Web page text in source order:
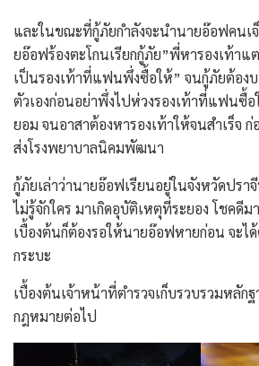
และในขณะที่กู้ภัยกำลังจะนำนายอ๊อฟคนเ
ยอ๊อฟร้องตะโกนเรียกกู้ภัย”พี่หารองเท้าแ
เป็นรองเท้าที่แฟนพึ่งซื้อให้” จนกู้ภัยต้อง
ตัวเองก่อนอย่าพึ่งไปห่วงรองเท้าที่แฟนซื้
ยอม จนอาสาต้องหารองเท้าให้จนสำเร็จ
ส่งโรงพยาบาลนิคมพัฒนา
กู้ภัยเล่าว่านายอ๊อฟเรียนอยู่ในจังหวัดปรา
ไม่รู้จักใคร มาเกิดอุบัติเหตุที่ระยอง โชคดีม
เบื้องต้นก็ต้องรอให้นายอ๊อฟหายก่อน จะไ
กระบะ
เบื้องต้นเจ้าหน้าที่ตำรวจเก็บรวบรวมหลัก
กฎหมายต่อไป